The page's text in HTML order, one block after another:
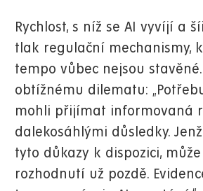
Rychlost, s níž se AI vyvíjí a
tlak regulační mechanismy,
tempo vůbec nejsou
obtížnému dilematu:
mohli přijímat informovaná
dalekosáhlými důsledky.
tyto důkazy k dispozici,
rozhodnutí už pozdě.